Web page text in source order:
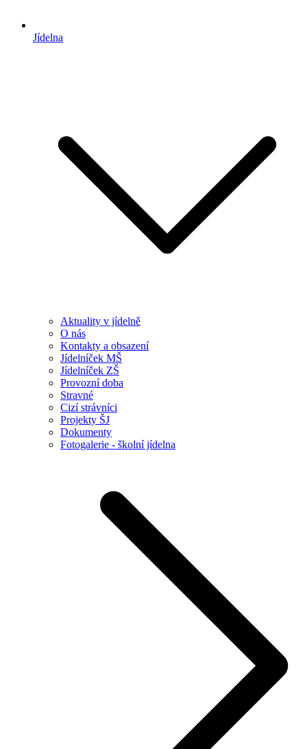
Jídelna
Aktuality v jídelně
O nás
Kontakty a obsazení
Jídelníček MŠ
Jídelníček ZŠ
Provozní doba
Stravné
Cizí strávníci
Projekty ŠJ
Dokumenty
Fotogalerie - školní jídelna